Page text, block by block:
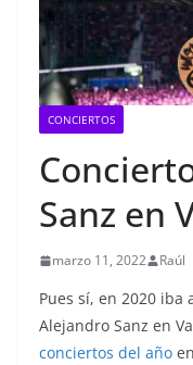
CONCIERTOS
Sanz en
marzo 11, 2022 Raúl
Pues sí, en 2020
Alejandro Sanz en
conciertos del año